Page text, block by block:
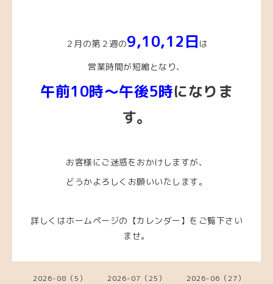
２月の第２週の9,10,12日 は
営業時間が短縮となり、
午前10時～午後5時になりま
す。
お客様にご迷惑をおかけしますが、
どうかよろしくお願いいたします。
詳しくはホームページの【カレンダー】をご覧下さい
ませ。
2026-08（5） 2026-07（25） 2026-06（27）